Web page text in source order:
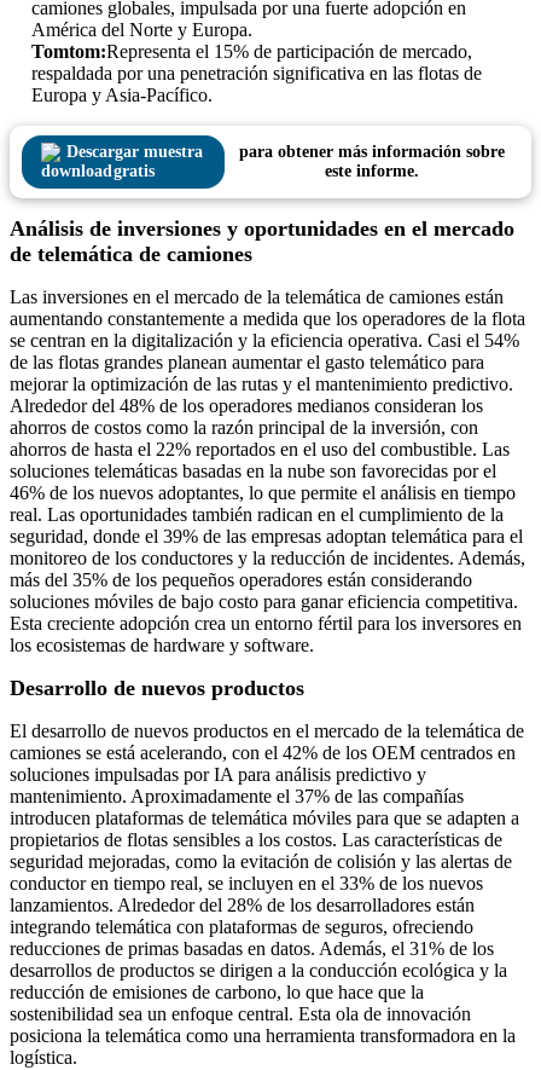
camiones globales, impulsada por una fuerte adopción en
América del Norte y Europa.
Tomtom:Representa el 15% de participación de mercado,
respaldada por una penetración significativa en las flotas de
Europa y Asia-Pacífico.
Descargar muestra
gratis
para obtener más información sobre
este informe.
Análisis de inversiones y oportunidades en el mercado
de telemática de camiones
Las inversiones en el mercado de la telemática de camiones están
aumentando constantemente a medida que los operadores de la flota
se centran en la digitalización y la eficiencia operativa. Casi el 54%
de las flotas grandes planean aumentar el gasto telemático para
mejorar la optimización de las rutas y el mantenimiento predictivo.
Alrededor del 48% de los operadores medianos consideran los
ahorros de costos como la razón principal de la inversión, con
ahorros de hasta el 22% reportados en el uso del combustible. Las
soluciones telemáticas basadas en la nube son favorecidas por el
46% de los nuevos adoptantes, lo que permite el análisis en tiempo
real. Las oportunidades también radican en el cumplimiento de la
seguridad, donde el 39% de las empresas adoptan telemática para el
monitoreo de los conductores y la reducción de incidentes. Además,
más del 35% de los pequeños operadores están considerando
soluciones móviles de bajo costo para ganar eficiencia competitiva.
Esta creciente adopción crea un entorno fértil para los inversores en
los ecosistemas de hardware y software.
Desarrollo de nuevos productos
El desarrollo de nuevos productos en el mercado de la telemática de
camiones se está acelerando, con el 42% de los OEM centrados en
soluciones impulsadas por IA para análisis predictivo y
mantenimiento. Aproximadamente el 37% de las compañías
introducen plataformas de telemática móviles para que se adapten a
propietarios de flotas sensibles a los costos. Las características de
seguridad mejoradas, como la evitación de colisión y las alertas de
conductor en tiempo real, se incluyen en el 33% de los nuevos
lanzamientos. Alrededor del 28% de los desarrolladores están
integrando telemática con plataformas de seguros, ofreciendo
reducciones de primas basadas en datos. Además, el 31% de los
desarrollos de productos se dirigen a la conducción ecológica y la
reducción de emisiones de carbono, lo que hace que la
sostenibilidad sea un enfoque central. Esta ola de innovación
posiciona la telemática como una herramienta transformadora en la
logística.